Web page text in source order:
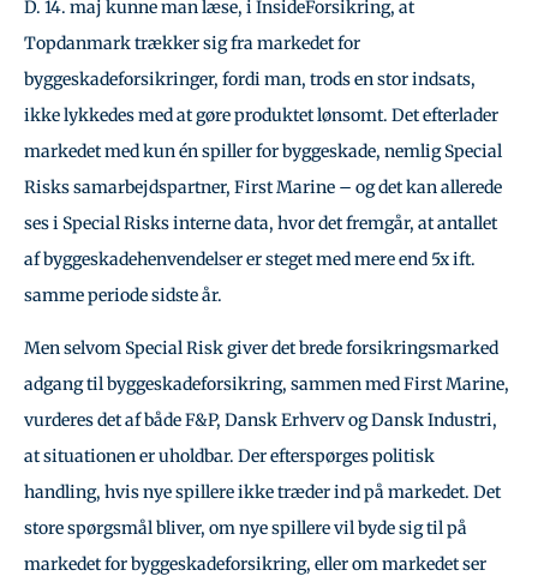
D. 14. maj kunne man læse, i InsideForsikring, at
Topdanmark trækker sig fra markedet for
byggeskadeforsikringer, fordi man, trods en stor indsats,
ikke lykkedes med at gøre produktet lønsomt. Det efterlader
markedet med kun én spiller for byggeskade, nemlig Special
Risks samarbejdspartner, First Marine – og det kan allerede
ses i Special Risks interne data, hvor det fremgår, at antallet
af byggeskadehenvendelser er steget med mere end 5x ift.
samme periode sidste år.
Men selvom Special Risk giver det brede forsikringsmarked
adgang til byggeskadeforsikring, sammen med First Marine,
vurderes det af både F&P, Dansk Erhverv og Dansk Industri,
at situationen er uholdbar. Der efterspørges politisk
handling, hvis nye spillere ikke træder ind på markedet. Det
store spørgsmål bliver, om nye spillere vil byde sig til på
markedet for byggeskadeforsikring, eller om markedet ser